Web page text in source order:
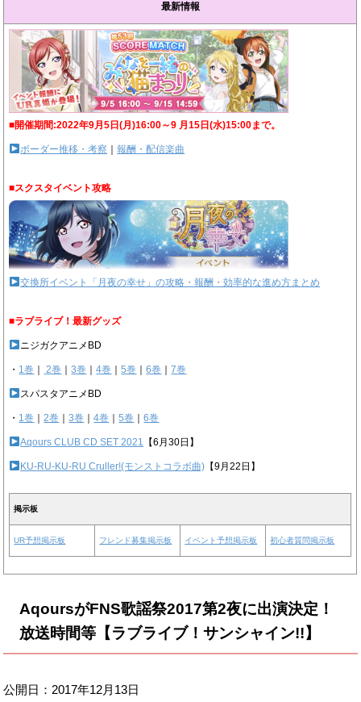
最新情報
■開催期間:2022年9月5日(月)16:00～9 月15日(水)15:00まで。
ボーダー推移・考察 ｜報酬・配信楽曲
■スクスタイベント攻略
交換所イベント「月夜の幸せ」の攻略・報酬・効率的な進め方まとめ
■ラブライブ！最新グッズ
ニジガクアニメBD
・ 1巻 2巻 ｜3巻 ｜4巻 ｜5巻 ｜6巻 ｜7巻
スパスタアニメBD
・ 1巻 ｜2巻 ｜3巻 ｜4巻 ｜5巻 ｜6巻
Aqours CLUB CD SET 2021 【6月30日】
KU-RU-KU-RU Cruller!(モンストコラボ曲) 【9月22日】
掲示板
UR予想掲示板 フレンド募集掲示板 イベント予想掲示板 初心者質問掲示板
AqoursがFNS歌謡祭2017第2夜に出演決定！
放送時間等【ラブライブ！サンシャイン!!】
公開日： 2017年12月13日